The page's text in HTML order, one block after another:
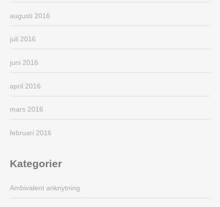
augusti 2016
juli 2016
juni 2016
april 2016
mars 2016
februari 2016
Kategorier
Ambivalent anknytning